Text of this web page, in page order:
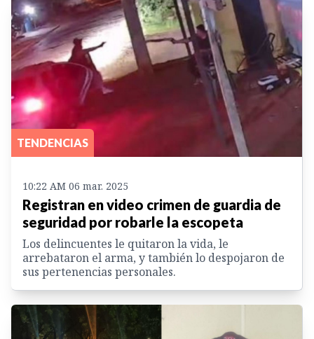
TENDENCIAS
10:22 AM 06 mar. 2025
Registran en video crimen de guardia de
seguridad por robarle la escopeta
Los delincuentes le quitaron la vida, le
arrebataron el arma, y también lo despojaron de
sus pertenencias personales.